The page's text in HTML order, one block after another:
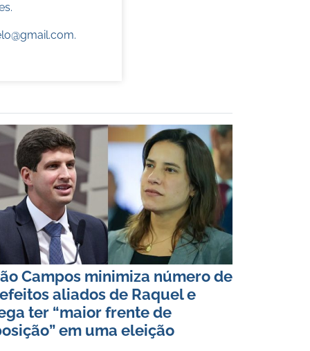
.
Campos minimiza número de
aliados de Raquel e
ter “maior frente de
em uma eleição